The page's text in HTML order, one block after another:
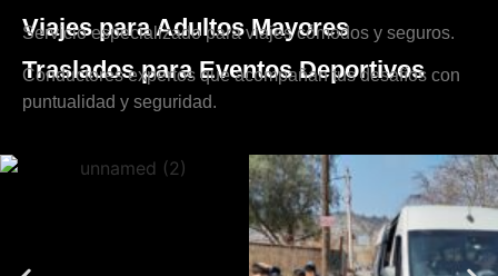
Viajes para Adultos Mayores
Servicio especializado para viajes cómodos y seguros.
Traslados para Eventos Deportivos
Conductores expertos que acompañan tus desafíos con
puntualidad y seguridad.